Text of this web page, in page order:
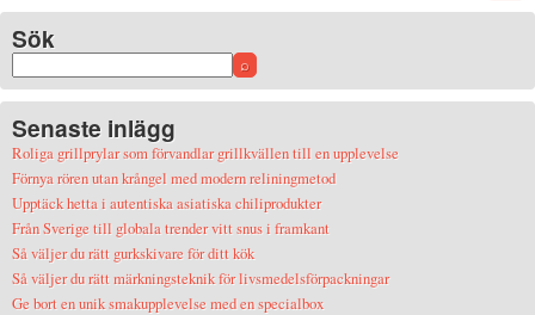
Sök
Senaste inlägg
Roliga grillprylar som förvandlar grillkvällen till en upplevelse
Förnya rören utan krångel med modern reliningmetod
Upptäck hetta i autentiska asiatiska chiliprodukter
Från Sverige till globala trender vitt snus i framkant
Så väljer du rätt gurkskivare för ditt kök
Så väljer du rätt märkningsteknik för livsmedelsförpackningar
Ge bort en unik smakupplevelse med en specialbox